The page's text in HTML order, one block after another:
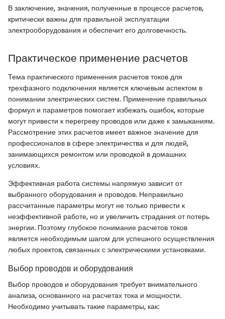
В заключение, значения, полученные в процессе расчетов,
критически важны для правильной эксплуатации
электрооборудования и обеспечит его долговечность.
Практическое применение расчетов
Тема практического применения расчетов токов для
трехфазного подключения является ключевым аспектом в
понимании электрических систем. Применение правильных
формул и параметров помогает избежать ошибок, которые
могут привести к перегреву проводов или даже к замыканиям.
Рассмотрение этих расчетов имеет важное значение для
профессионалов в сфере электричества и для людей,
занимающихся ремонтом или проводкой в домашних
условиях.
Эффективная работа системы напрямую зависит от
выбранного оборудования и проводов. Неправильно
рассчитанные параметры могут не только привести к
неэффективной работе, но и увеличить страдания от потерь
энергии. Поэтому глубокое понимание расчетов токов
является необходимым шагом для успешного осуществления
любых проектов, связанных с электрическими установками.
Выбор проводов и оборудования
Выбор проводов и оборудования требует внимательного
анализа, основанного на расчетах тока и мощности.
Необходимо учитывать такие параметры, как: